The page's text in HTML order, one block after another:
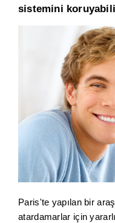
sistemini
Paris'te yapılan bir
atardamarlar için